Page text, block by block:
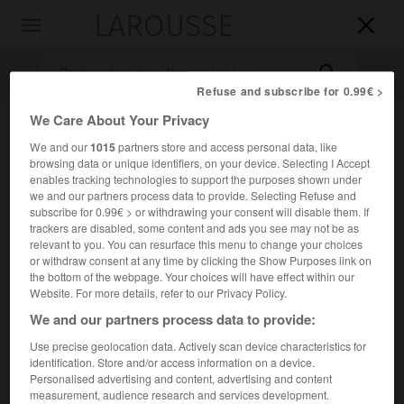


Accueil>Encyclopédie [musdico]>Pal Jardanyi
PalJardanyi
Cet article est extrait de l'ouvrage Larousse « Dictionnaire
de la musique ».
Ethnomusicologue hongrois (Budapest 1920 – id. 1966).
Refuse and subscribe for 0.99€ >
We Care About Your Privacy
We and our1015partners store and access personal data, like
browsing data or unique identifiers, on your device. Selecting I Accept
enables tracking technologies to support the purposes shown under
we and our partners process data to provide. Selecting Refuse and
subscribe for 0.99€ > or withdrawing your consent will disable them. If
trackers are disabled, some content and ads you see may not be as
relevant to you. You can resurface this menu to change your choices
or withdraw consent at any time by clicking the Show Purposes link on
the bottom of the webpage. Your choices will have effect within our
Website. For more details, refer to our Privacy Policy.
We and our partners process data to provide:
Use precise geolocation data. Actively scan device characteristics for
identification. Store and/or access information on a device.
Personalised advertising and content, advertising and content
measurement, audience research and services development.